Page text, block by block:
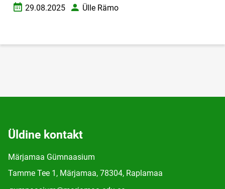
Loomise kuupäev
29.08.2025 AutorÜlle Rämo
Üldine kontakt
Märjamaa Gümnaasium
Tamme Tee 1, Märjamaa, 78304, Raplamaa